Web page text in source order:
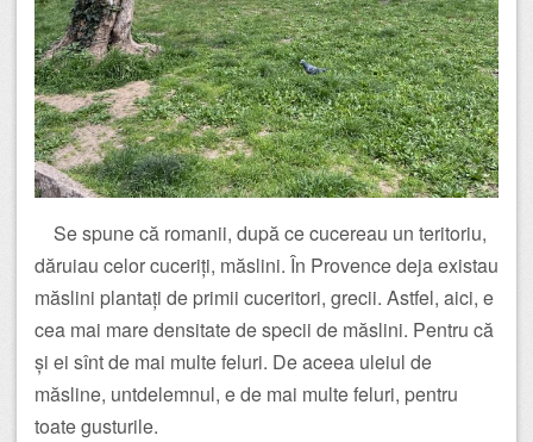
Se spune că romanii, după ce cucereau un teritoriu,
dăruiau celor cuceriți, măslini. În Provence deja existau
măslini plantați de primii cuceritori, grecii. Astfel, aici, e
cea mai mare densitate de specii de măslini. Pentru că
și ei sînt de mai multe feluri. De aceea uleiul de
măsline, untdelemnul, e de mai multe feluri, pentru
toate gusturile.